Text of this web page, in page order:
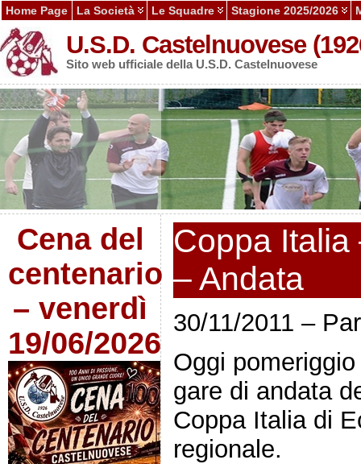
Home Page La Società Le Squadre Stagione 2025/2026
U.S.D. Castelnuovese
Sito web ufficiale della U.S.D. Castelnuovese
Cena del
centenario
– venerdì
19/06/2026
Coppa
– Andata
30/11/2011 –
Oggi
gare di andata
Coppa Italia di
regionale.